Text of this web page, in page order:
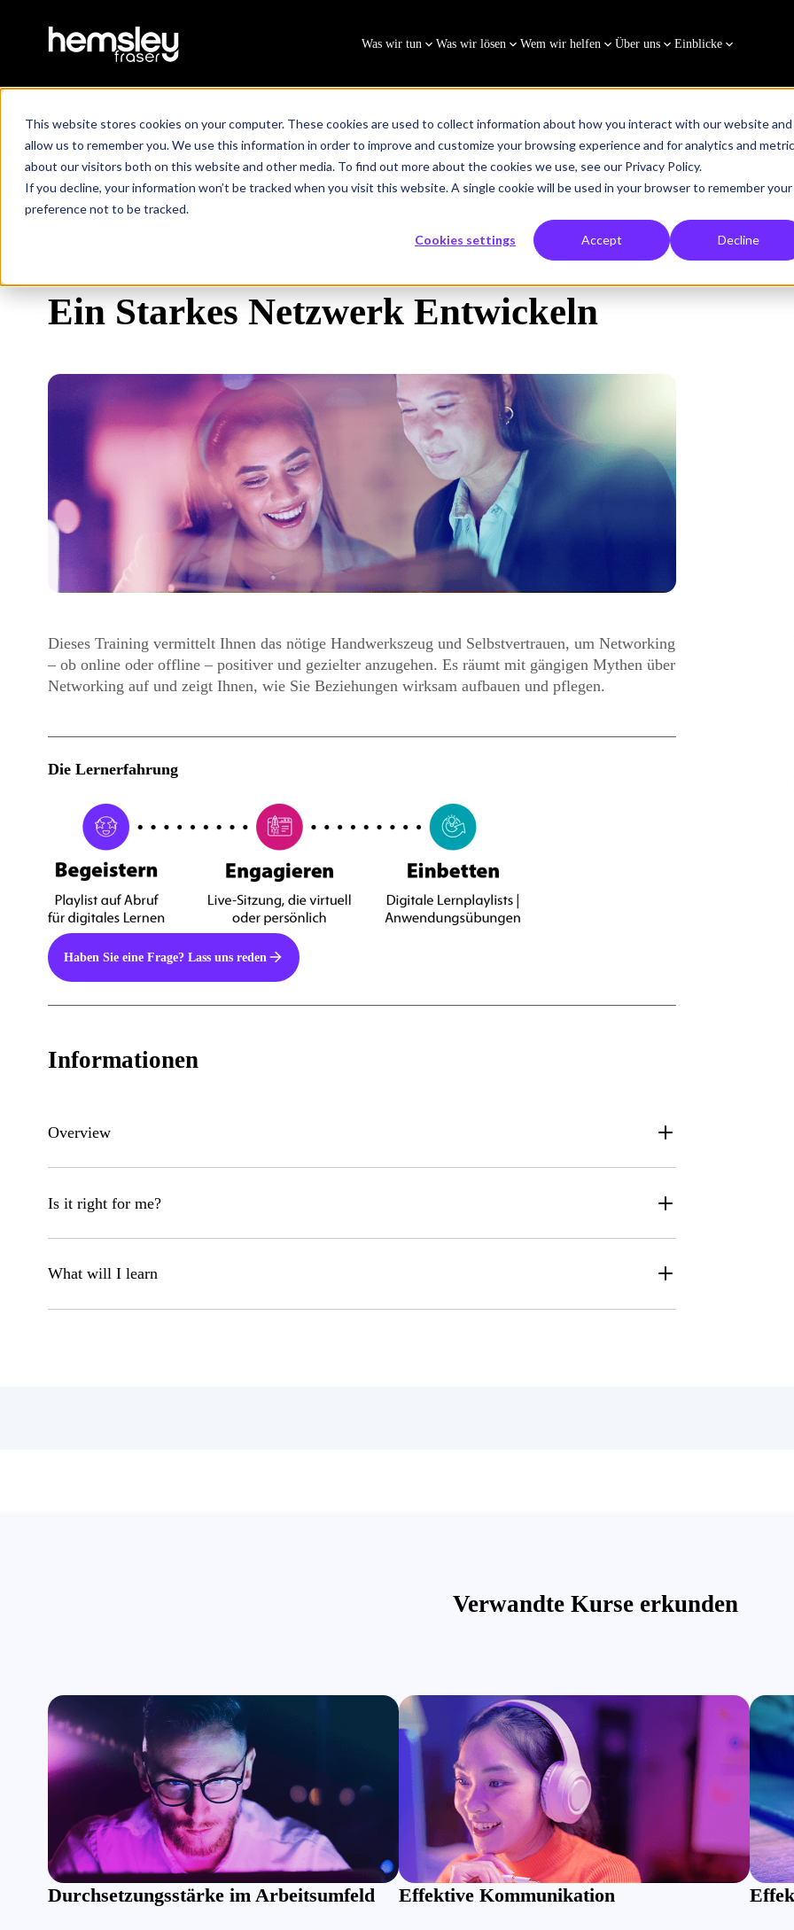
This website stores cookies on your computer. These cookies are used to collect information about how you interact with our website and
allow us to remember you. We use this information in order to improve and customize your browsing experience and for analytics and
about our visitors both on this website and other media. To find out more about the cookies we use, see our Privacy Policy.
If you decline, your information won’t be tracked when you visit this website. A single cookie will be used in your browser to remember your
preference not to be tracked.
Cookies settings Accept Decline
Was wir tun Was wir lösen Wem wir helfen Über uns Einblicke
Ein Starkes Netzwerk Entwickeln
Dieses Training vermittelt Ihnen das nötige Handwerkszeug und Selbstvertrauen, um Networking
– ob online oder offline – positiver und gezielter anzugehen. Es räumt mit gängigen Mythen über
Networking auf und zeigt Ihnen, wie Sie Beziehungen wirksam aufbauen und pflegen.
Die Lernerfahrung
Haben Sie eine Frage? Lass uns reden
Informationen
Overview
Is it right for me?
What will I learn
Verwandte Kurse erkunden
Effektive Kommunikation Effektives Zeitmanagement